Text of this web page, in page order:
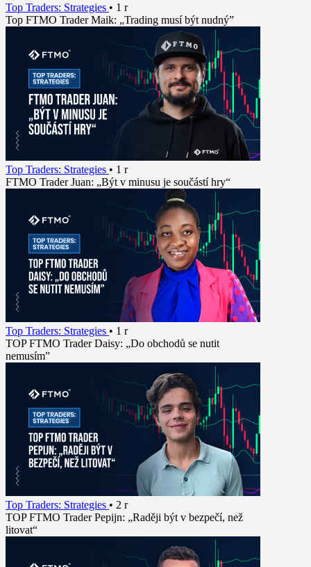
Top Traders: Strategies • 1 r
Top FTMO Trader Maik: „Trading musí být nudný”
Top Traders: Strategies • 1 r
FTMO Trader Juan: „Být v minusu je součástí hry“
Top Traders: Strategies • 1 r
TOP FTMO Trader Daisy: „Do obchodů se nutit
nemusím”
Top Traders: Strategies • 2 r
TOP FTMO Trader Pepijn: „Raději být v bezpečí, než
litovat“